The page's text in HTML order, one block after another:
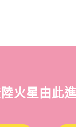
火星由此進